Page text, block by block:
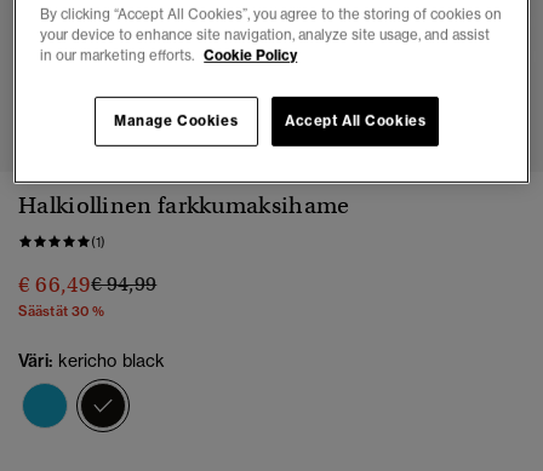
1 2 3 4 5 6 7
Halkiollinen farkkumaksihame
(1)
€ 66,49Hinta alennettu hinnasta
€ 94,99hintaan
Säästät 30 %
Väri: kericho black
By clicking “Accept All Cookies”, you agree to the storing of cookies on
your device to enhance site navigation, analyze site usage, and assist
in our marketing efforts. Cookie Policy
Accept All Cookies
Manage Cookies